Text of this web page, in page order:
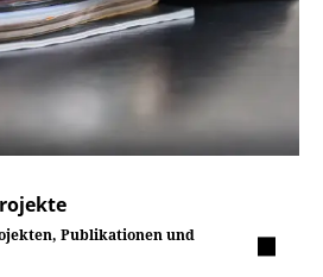
Publikationen und